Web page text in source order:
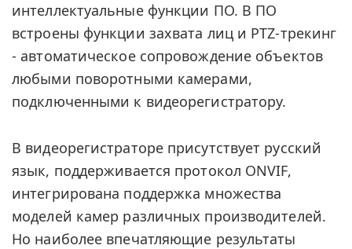
интеллектуальные функции ПО. В ПО
встроены функции захвата лиц и PTZ-трекинг
- автоматическое сопровождение объектов
любыми поворотными камерами,
подключенными к видеорегистратору.
В видеорегистраторе присутствует русский
язык, поддерживается протокол ONVIF,
интегрирована поддержка множества
моделей камер различных производителей.
Но наиболее впечатляющие результаты